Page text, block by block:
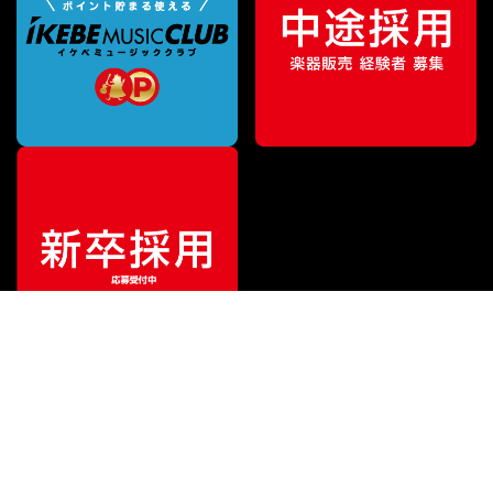
販売価格¥19,800（税込）